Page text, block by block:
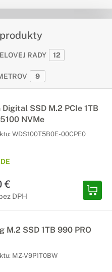
RADY 12
9
SSD M.2 PCIe 1TB
NVMe
WDS100T5B0E-00CPE0
€
DPH
M.2 SSD 1TB 990 PRO
MZ-V9P1T0BW